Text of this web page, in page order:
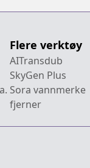
Flere verktøy
AITransdub
SkyGen Plus
Sora vannmerke
fjerner